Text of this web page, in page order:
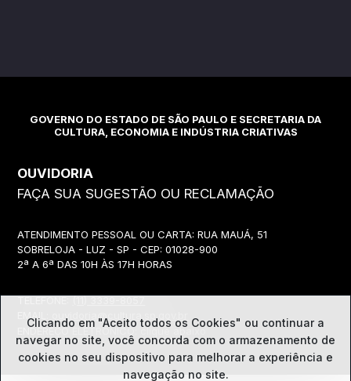
GOVERNO DO ESTADO DE SÃO PAULO E SECRETARIA DA
CULTURA, ECONOMIA E INDÚSTRIA CRIATIVAS
OUVIDORIA
FAÇA SUA SUGESTÃO OU RECLAMAÇÃO
ATENDIMENTO PESSOAL OU CARTA: RUA MAUÁ, 51
SOBRELOJA - LUZ - SP - CEP: 01028-900
2ª A 6ª DAS 10H ÀS 17H HORAS
EMAIL:
ouvidoria@cultura.sp.gov.br
ENDEREÇO ELETRÔNICO: clique abaixo
Clicando em "Aceito todos os Cookies" ou continuar a
navegar no site, você concorda com o armazenamento de
cookies no seu dispositivo para melhorar a experiência e
navegação no site.